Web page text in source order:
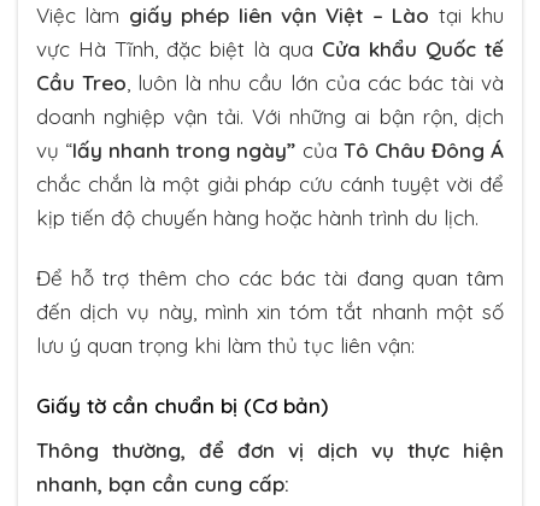
Việc làm giấy phép liên vận Việt – Lào tại khu
vực Hà Tĩnh, đặc biệt là qua Cửa khẩu Quốc tế
Cầu Treo , luôn là nhu cầu lớn của các bác tài và
doanh nghiệp vận tải. Với những ai bận rộn, dịch
vụ “lấy nhanh trong ngày” của Tô Châu Đông Á
chắc chắn là một giải pháp cứu cánh tuyệt vời để
kịp tiến độ chuyến hàng hoặc hành trình du lịch.
Để hỗ trợ thêm cho các bác tài đang quan tâm
đến dịch vụ này, mình xin tóm tắt nhanh một số
lưu ý quan trọng khi làm thủ tục liên vận:
Giấy tờ cần chuẩn bị (Cơ bản)
Thông thường, để đơn vị dịch vụ thực hiện
nhanh, bạn cần cung cấp: